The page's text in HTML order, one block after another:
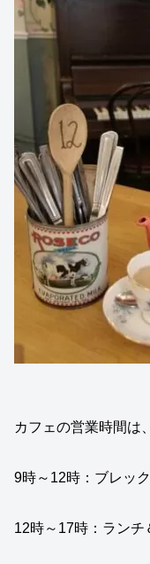
カフェの営業時間は、
9時～12時：ブレッ
12時～17時：ランチ